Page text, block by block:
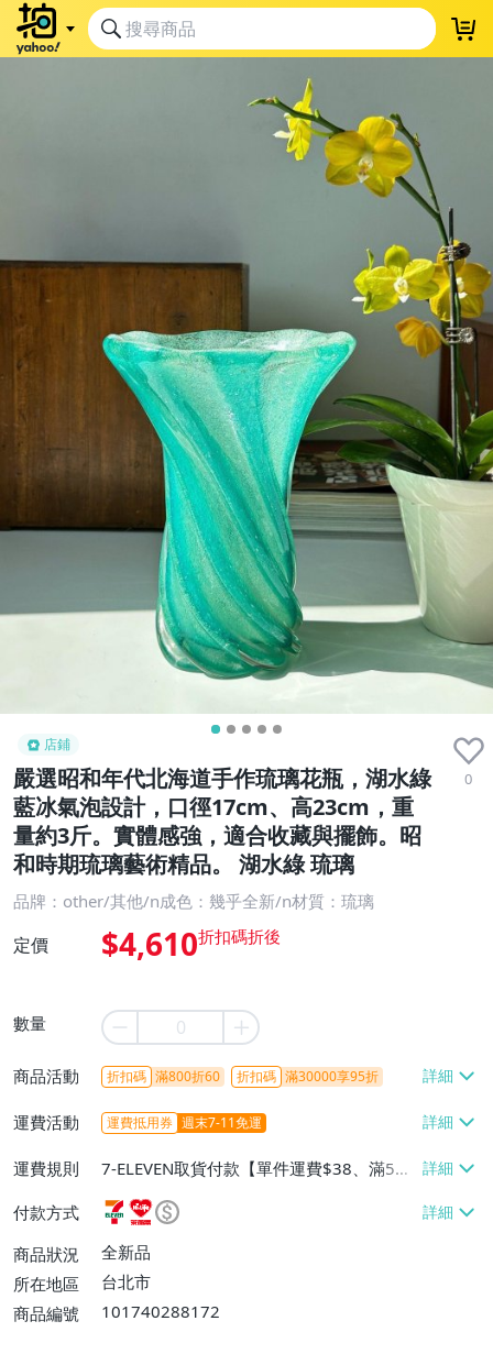
店鋪
嚴選昭和年代北海道手作琉璃花瓶，湖水綠
藍冰氣泡設計，口徑17cm、高23cm，重
量約3斤。實體感強，適合收藏與擺飾。昭
和時期琉璃藝術精品。 湖水綠 琉璃
0
品牌：other/其他/n成色：幾乎全新/n材質：琉璃
定價 $4,610
數量
商品活動 折扣碼 滿800折60 折扣碼 滿30000享95折
運費活動 運費抵用券 週末7-11免運
運費規則
7-ELEVEN取貨付款【單件運費$38、滿5件
或消費滿$1298免運費】、7-ELEVEN取貨
不付款【免運費】、萊爾富取貨付款【單件
運費$60、滿5件或消費滿$1298免運
費】、宅配/貨運【單件運費$120、滿5件
付款方式
商品狀況
全新品
所在地區
台北市
商品編號
101740288172